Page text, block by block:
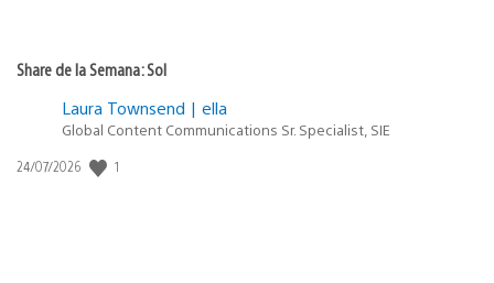
Share de la Semana: Sol
Laura Townsend | ella
Global Content Communications Sr. Specialist, SIE
Fecha
24/07/2026 1